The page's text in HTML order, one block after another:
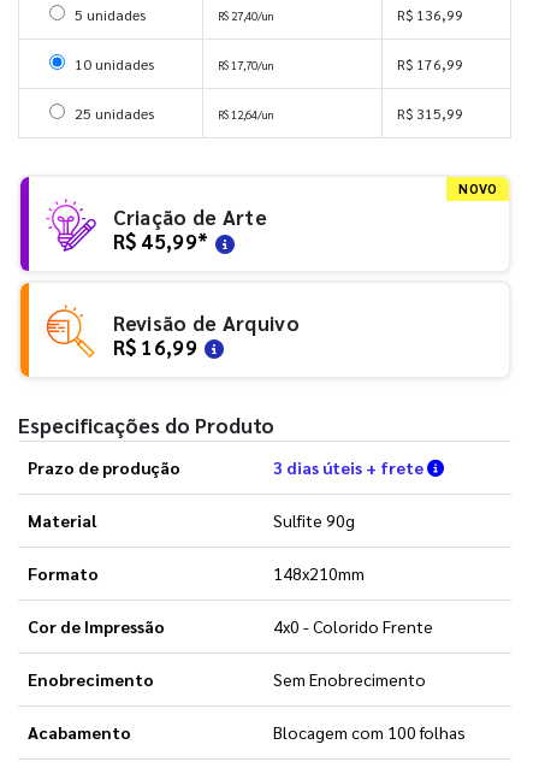
Selecionar 5 unidades
5 unidades R$ 27,40/un R$ 136,99
Selecionar 10 unidades
10 unidades R$ 17,70/un R$ 176,99
Selecionar 25 unidades
25 unidades R$ 12,64/un R$ 315,99
NOVO
Criação de Arte
R$ 45,99*
Revisão de Arquivo
R$ 16,99
Especificações do Produto
Prazo de produção 3 dias úteis + frete Verifique
Material Sulfite 90g
Formato 148x210mm
Cor de Impressão 4x0 - Colorido Frente
Enobrecimento Sem Enobrecimento
Acabamento Blocagem com 100 folhas